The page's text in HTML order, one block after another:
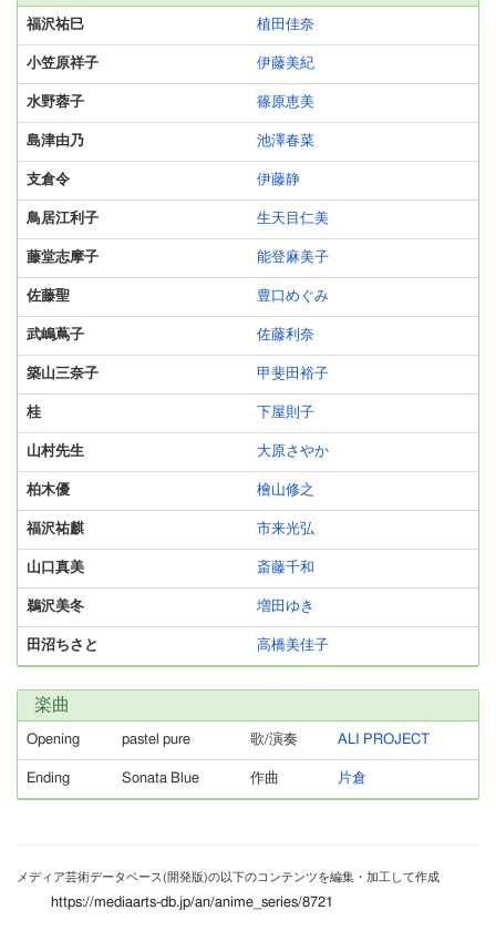
福沢祐巳 植田佳奈
小笠原祥子 伊藤美紀
水野蓉子 篠原恵美
島津由乃 池澤春菜
支倉令 伊藤静
鳥居江利子 生天目仁美
藤堂志摩子 能登麻美子
佐藤聖 豊口めぐみ
武嶋蔦子 佐藤利奈
築山三奈子 甲斐田裕子
桂 下屋則子
山村先生 大原さやか
柏木優 檜山修之
福沢祐麒 市来光弘
山口真美 斎藤千和
鵜沢美冬 増田ゆき
田沼ちさと 高橋美佳子
楽曲
Opening pastel pure 歌/演奏 ALI PROJECT
Ending Sonata Blue 作曲 片倉
メディア芸術データベース(開発版)の以下のコンテンツを編集・加工して作成
https://mediaarts-db.jp/an/anime_series/8721